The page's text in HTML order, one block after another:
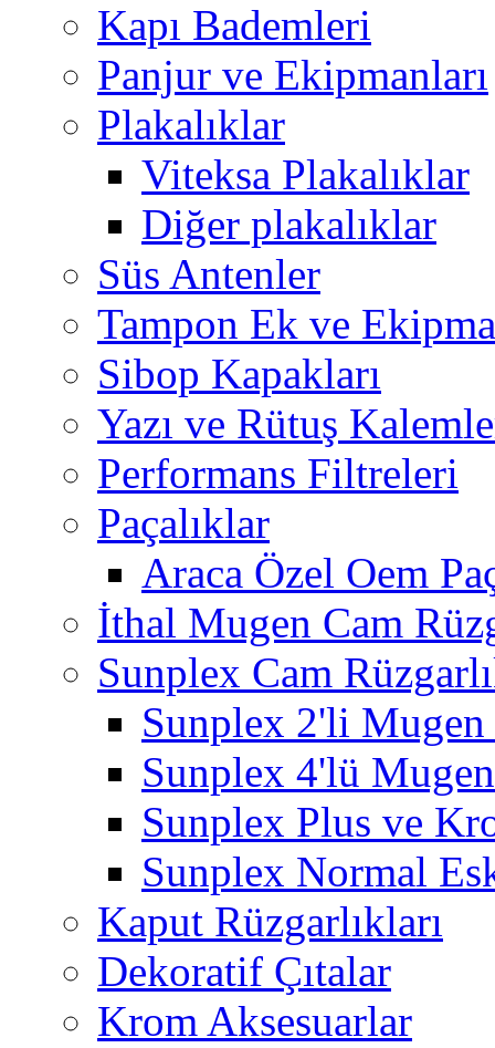
Kapı Bademleri
Panjur ve Ekipmanları
Plakalıklar
Viteksa Plakalıklar
Diğer plakalıklar
Süs Antenler
Tampon Ek ve
Sibop Kapakları
Yazı ve Rütuş
Performans Filtreleri
Paçalıklar
Araca Özel Oem
İthal Mugen Cam
Sunplex Cam
Sunplex 2'li Mugen
Sunplex 4'lü
Sunplex Plus ve
Sunplex Normal
Kaput Rüzgarlıkları
Dekoratif Çıtalar
Krom Aksesuarlar